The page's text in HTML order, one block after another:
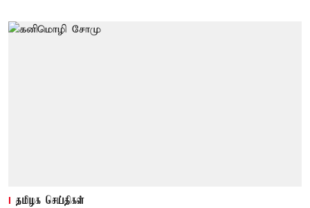
தமிழக செய்திகள்